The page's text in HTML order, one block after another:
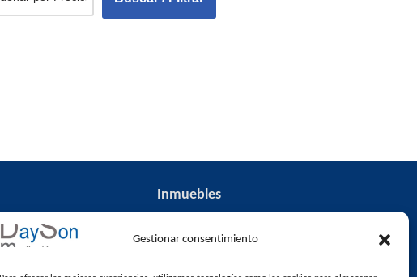
Gestionar consentimiento
Inmuebles